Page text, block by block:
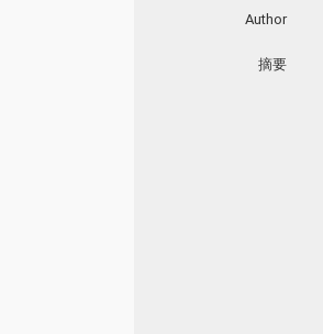
Author
摘要